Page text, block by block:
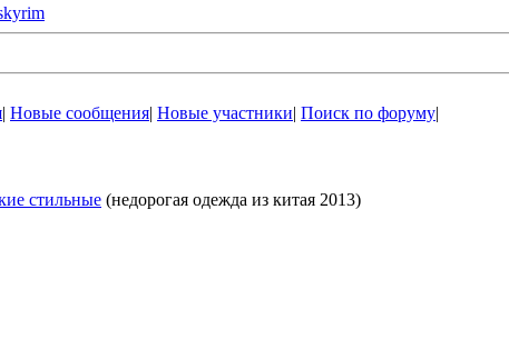
| Новые сообщения| Новые участники| Поиск по форуму|
стильные (недорогая одежда из китая 2013)